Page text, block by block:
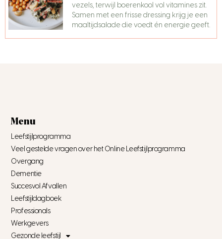
vezels, terwijl boerenkool vol vitamines zit.
Samen met een frisse dressing krijg je een
maaltijdsalade die voedt én energie geeft.
Menu
Leefstijlprogramma
Veel gestelde vragen over het Online Leefstijlprogramma
Overgang
Dementie
Succesvol Afvallen
Leefstijldagboek
Professionals
Werkgevers
Gezonde leefstijl